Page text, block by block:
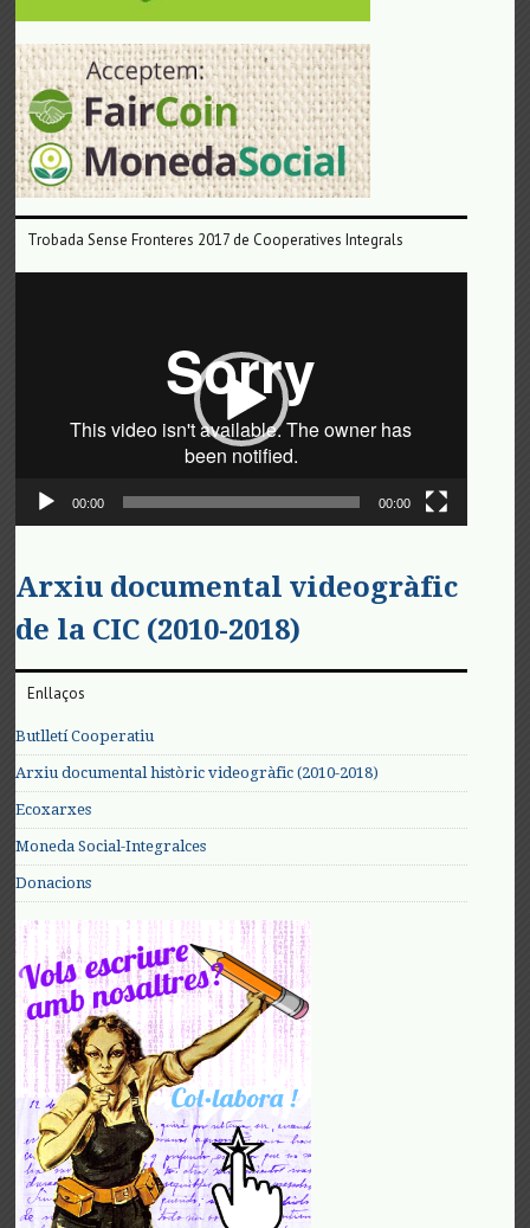
Trobada Sense Fronteres 2017 de Cooperatives Integrals
00:00 00:00
Arxiu documental videogràfic
de la CIC (2010-2018)
Enllaços
Butlletí Cooperatiu
Arxiu documental històric videogràfic (2010-2018)
Ecoxarxes
Moneda Social-Integralces
Donacions